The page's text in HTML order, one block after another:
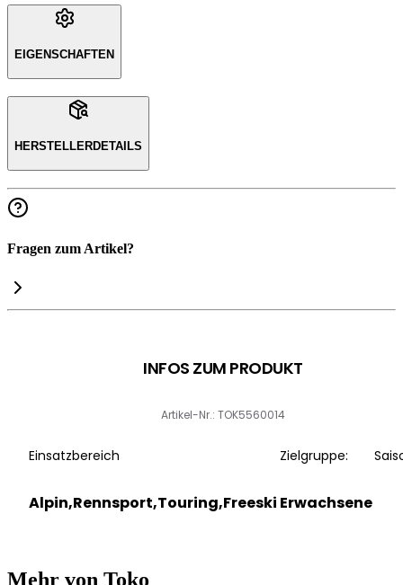
EIGENSCHAFTEN
HERSTELLERDETAILS
Fragen zum Artikel?
INFOS ZUM PRODUKT
Artikel-Nr.: TOK5560014
Einsatzbereich
Alpin,Rennsport,Touring,Freeski
Zielgruppe:
Erwachsene
Mehr von Toko